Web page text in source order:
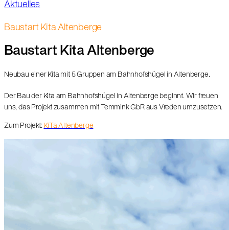
Aktuelles
Baustart Kita Altenberge
Baustart Kita Altenberge
Neubau einer Kita mit 5 Gruppen am Bahnhofshügel in Altenberge.
Der Bau der Kita am Bahnhofshügel in Altenberge beginnt. Wir freuen
uns, das Projekt zusammen mit Temmink GbR aus Vreden umzusetzen.
Zum Projekt: KiTa Altenberge